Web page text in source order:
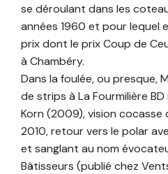
se déroulant dans les
années 1960 et pour lequel
prix dont le prix Coup de
à Chambéry.
Dans la foulée, ou presque,
de strips à La Fourmilière
Korn (2009), vision cocasse
2010, retour vers le polar
et sanglant au nom
Bâtisseurs (publié chez